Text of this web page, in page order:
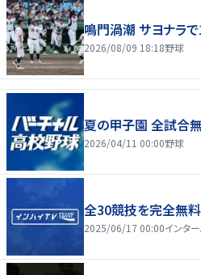
鳴門渦潮 サヨナラ
2026/08/09 18:18野球
夏の甲子園 全試合無
2026/04/11 00:00野球
全30競技を完全無料
2025/06/17 00:00インタ